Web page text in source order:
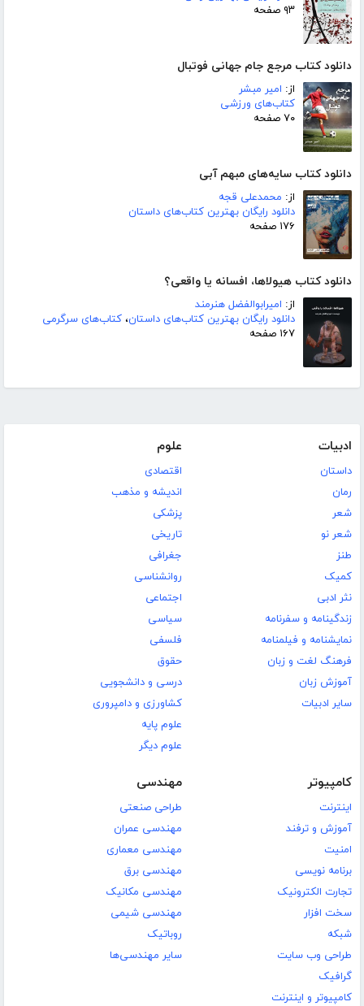
۹۳ صفحه
دانلود کتاب مرجع جام جهانی فوتبال
از: امیر مبشر
کتاب‌های ورزشی
۷۰ صفحه
دانلود کتاب سایه‌های مبهم آبی
از: محمدعلی قجه
دانلود رایگان بهترین کتاب‌های داستان
۱۷۶ صفحه
دانلود کتاب هیولاها، افسانه یا واقعی؟
از: امیرابوالفضل هنرمند
دانلود رایگان بهترین کتاب‌های داستان، کتاب‌های سرگرمی
۱۶۷ صفحه
ادبیات
داستان
رمان
شعر
شعر نو
طنز
کمیک
نثر ادبی
زندگینامه و سفرنامه
نمایشنامه و فیلمنامه
فرهنگ لغت و زبان
آموزش زبان
سایر ادبیات
علوم
اقتصادی
اندیشه و مذهب
پزشکی
تاریخی
جغرافی
روانشناسی
اجتماعی
سیاسی
فلسفی
حقوق
درسی و دانشجویی
کشاورزی و دامپروری
علوم پایه
علوم دیگر
کامپیوتر
اینترنت
آموزش و ترفند
امنیت
برنامه نویسی
تجارت الکترونیک
سخت افزار
شبکه
طراحی وب سایت
گرافیک
کامپیوتر و اینترنت
مهندسی
طراحی صنعتی
مهندسی عمران
مهندسی معماری
مهندسی برق
مهندسی مکانیک
مهندسی شیمی
روباتیک
سایر مهندسی‌ها